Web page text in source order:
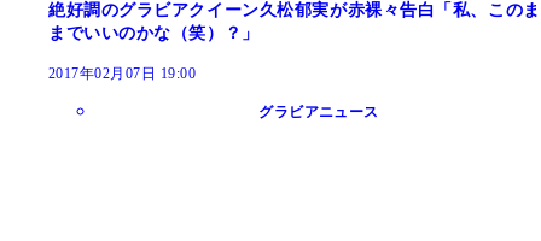
絶好調のグラビアクイーン久松郁実が赤裸々告白「私、このま
までいいのかな（笑）？」
2017年02月07日 19:00
グラビアニュース